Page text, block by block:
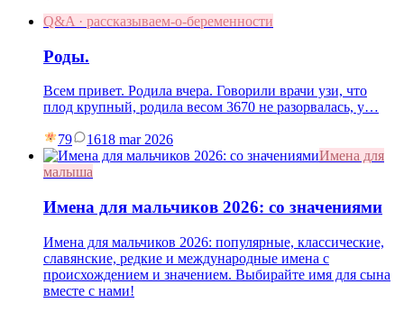
Q&A · рассказываем-о-беременности
Роды.
Всем привет. Родила вчера. Говорили врачи узи, что
плод крупный, родила весом 3670 не разорвалась, у…
79 1618 mar 2026
Имена для
малыша
Имена для мальчиков 2026: со значениями
Имена для мальчиков 2026: популярные, классические,
славянские, редкие и международные имена с
происхождением и значением. Выбирайте имя для сына
вместе с нами!